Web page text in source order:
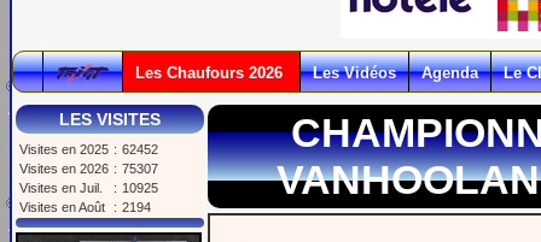
Les Chaufours 2026 Les Vidéos Agenda Le
LES VISITES
Visites en 2025 : 62452
Visites en 2026 : 75307
Visites en Juil.
: 10925
Visites en Août
: 2194